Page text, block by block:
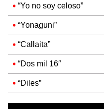
“Yo no soy celoso”
“Yonaguni”
“Callaita”
“Dos mil 16″
“Diles”